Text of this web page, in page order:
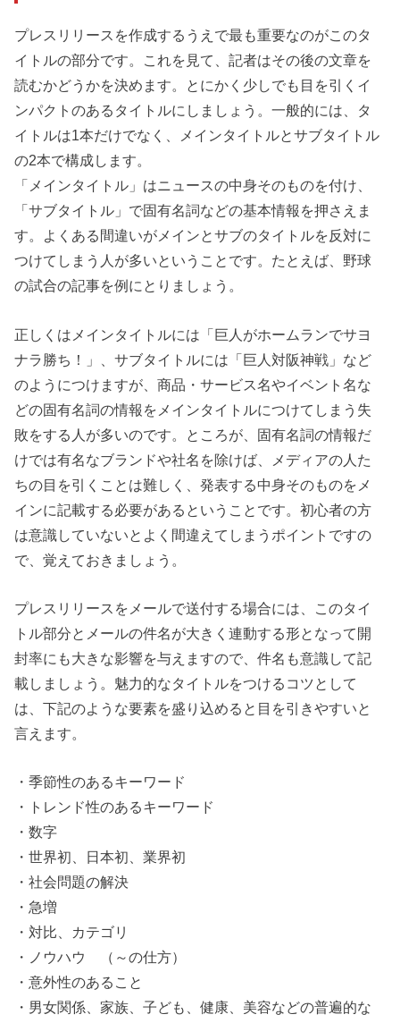
プレスリリースを作成するうえで最も重要なのがこのタ
イトルの部分です。これを見て、記者はその後の文章を
読むかどうかを決めます。とにかく少しでも目を引くイ
ンパクトのあるタイトルにしましょう。一般的には、タ
イトルは1本だけでなく、メインタイトルとサブタイトル
の2本で構成します。
「メインタイトル」はニュースの中身そのものを付け、
「サブタイトル」で固有名詞などの基本情報を押さえま
す。よくある間違いがメインとサブのタイトルを反対に
つけてしまう人が多いということです。たとえば、野球
の試合の記事を例にとりましょう。
正しくはメインタイトルには「巨人がホームランでサヨ
ナラ勝ち！」、サブタイトルには「巨人対阪神戦」など
のようにつけますが、商品・サービス名やイベント名な
どの固有名詞の情報をメインタイトルにつけてしまう失
敗をする人が多いのです。ところが、固有名詞の情報だ
けでは有名なブランドや社名を除けば、メディアの人た
ちの目を引くことは難しく、発表する中身そのものをメ
インに記載する必要があるということです。初心者の方
は意識していないとよく間違えてしまうポイントですの
で、覚えておきましょう。
プレスリリースをメールで送付する場合には、このタイ
トル部分とメールの件名が大きく連動する形となって開
封率にも大きな影響を与えますので、件名も意識して記
載しましょう。魅力的なタイトルをつけるコツとして
は、下記のような要素を盛り込めると目を引きやすいと
言えます。
・季節性のあるキーワード
・トレンド性のあるキーワード
・数字
・世界初、日本初、業界初
・社会問題の解決
・急増
・対比、カテゴリ
・ノウハウ （～の仕方）
・意外性のあること
・男女関係、家族、子ども、健康、美容などの普遍的な